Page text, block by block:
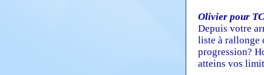
Olivier pour
Depuis votre
liste à rallonge
progression?
atteins vos